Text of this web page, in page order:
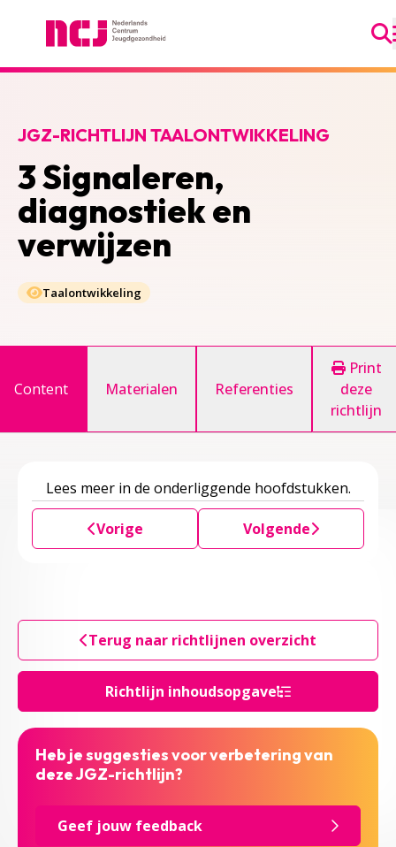
3 Signaleren,
diagnostiek en
verwijzen
JGZ-RICHTLIJN TAALONTWIKKELING
Taalontwikkeling
Richtlijn inhoudsopgave
Content Materialen Referenties
Print
deze
richtlijn
Lees meer in de onderliggende hoofdstukken.
Vorige Volgende
Terug naar richtlijnen overzicht
Heb je suggesties voor verbetering van
deze JGZ-richtlijn?
Geef jouw feedback